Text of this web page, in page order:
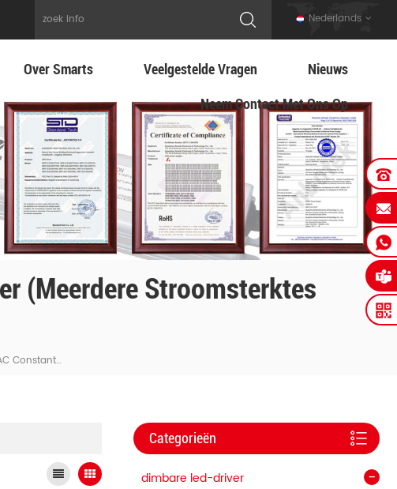
Nederlands
Over Smarts Veelgestelde Vragen
Nieuws
Neem Contact Met Ons Op
(meerdere Stroomsterktes
Slanke UL/cUL 277VAC Constante Stroom LED-Driver (meerdere Stroomsterktes Selecteerbaar Via APP)
Categorieën
dimbare led-driver